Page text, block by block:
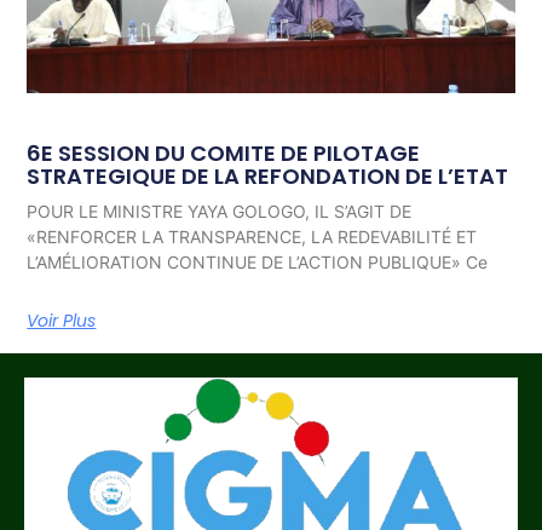
6E SESSION DU COMITE DE PILOTAGE
STRATEGIQUE DE LA REFONDATION DE L’ETAT
POUR LE MINISTRE YAYA GOLOGO, IL S’AGIT DE
«RENFORCER LA TRANSPARENCE, LA REDEVABILITÉ ET
L’AMÉLIORATION CONTINUE DE L’ACTION PUBLIQUE» Ce
Voir Plus